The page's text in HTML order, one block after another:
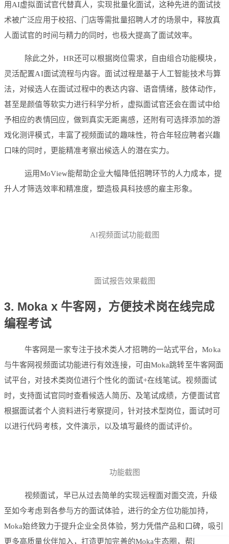
用AI虚拟面试官代替真人，实现批量化面试，这种先进的面试技
术被广泛应用于校招、门店等需批量招聘人才的场景中，释放真
人面试官的时间与精力的同时，也极大提高了面试效率。
除此之外，HR还可以根据岗位需求，自由组合功能模块，
灵活配置AI面试流程与内容。面试过程是基于人工智能技术与算
法，对候选人在面试过程中的表达内容、语音情绪，肢体动作，
甚至是颜值等软实力进行科学分析，虚拟面试官还会在面试中给
予相应的表情回应，做到真实无距离感，还附有可选择添加的游
戏化测评模式，丰富了视频面试的趣味性，符合年轻应聘者兴趣
口味的同时，更能精准考察出候选人的潜在实力。
运用MoView能帮助企业大幅降低招聘环节的人力成本，提
升人才筛选效率和精准度，塑造极具科技感的雇主形象。
AI视频面试功能截图
面试报告效果截图
3. Moka x 牛客网，方便技术岗在线完成
编程考试
牛客网是一家专注于技术类人才招聘的一站式平台，Moka
与牛客网视频面试功能进行有效连接，可由Moka跳转至牛客网面
试平台，对技术类岗位进行个性化的面试+在线笔试。视频面试
时，支持面试官同时查看候选人简历、及笔试成绩，方便面试官
根据面试者个人资料进行考察提问，针对技术型岗位，面试时可
以进行代码考核，文件演示，以及填写最终的面试评价。
功能截图
视频面试，早已从过去简单的实现远程面对面交流，升级
至如今考虑到各参与方的面试体验，进行的全方位功能加持，
Moka始终致力于提升企业全员体验，努力凭借产品和口碑，吸引
更多高质量伙伴加入，打造更加完善的Moka生态圈，帮助企业获